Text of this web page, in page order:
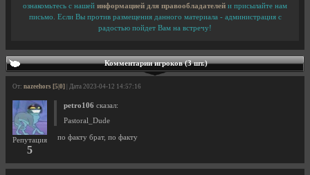
ознакомьтесь с нашей информацией для правообладателей и присылайте нам
письмо. Если Вы против размещения данного материала - администрация с
радостью пойдет Вам на встречу!
Комментарии игроков (3 шт.)
От: nazeehors [5|0] | Дата 2023-04-12 14:57:16
Репутация
5
petro106 сказал:
Pastoral_Dude
по факту брат, по факту